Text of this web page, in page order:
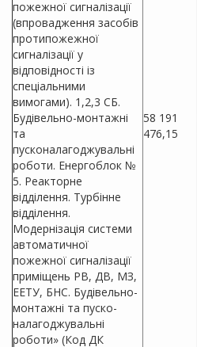
пожежної сигналізації
(впровадження засобів
протипожежної
сигналізації у
відповідності із
спеціальними
вимогами). 1,2,3 СБ.
Будівельно-монтажні
та
пусконалагоджувальні
роботи. Енергоблок №
5. Реакторне
відділення. Турбінне
відділення.
Модернізація системи
автоматичної
пожежної сигналізації
приміщень РВ, ДВ, МЗ,
ЕЕТУ, БНС. Будівельно-
монтажні та пуско-
налагоджувальні
роботи» (Код ДК
58 191
476,15